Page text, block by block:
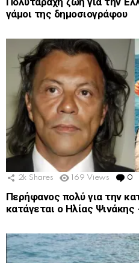
γάμοι της δημοσιογράφου
2k Shares 169 Views 0
Περήφανος πολύ για την
κατάγεται ο Ηλίας Ψινάκης